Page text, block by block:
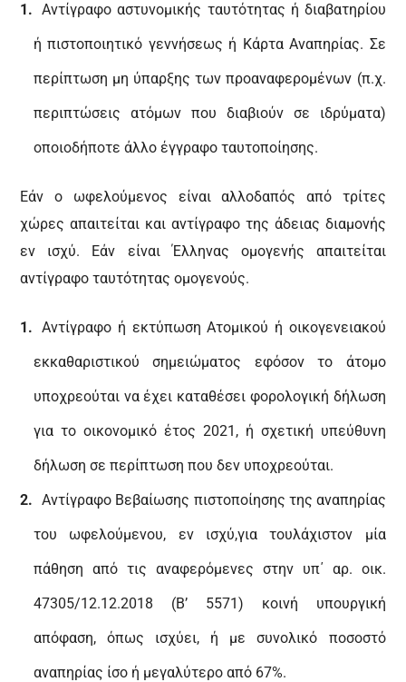
Αντίγραφο αστυνομικής ταυτότητας ή διαβατηρίου
ή πιστοποιητικό γεννήσεως ή Κάρτα Αναπηρίας. Σε
περίπτωση μη ύπαρξης των προαναφερομένων (π.χ.
περιπτώσεις ατόμων που διαβιούν σε ιδρύματα)
οποιοδήποτε άλλο έγγραφο ταυτοποίησης.
Εάν ο ωφελούμενος είναι αλλοδαπός από τρίτες
χώρες απαιτείται και αντίγραφο της άδειας διαμονής
εν ισχύ. Εάν είναι Έλληνας ομογενής απαιτείται
αντίγραφο ταυτότητας ομογενούς.
Αντίγραφο ή εκτύπωση Ατομικού ή οικογενειακού
εκκαθαριστικού σημειώματος εφόσον το άτομο
υποχρεούται να έχει καταθέσει φορολογική δήλωση
για το οικονομικό έτος 2021, ή σχετική υπεύθυνη
δήλωση σε περίπτωση που δεν υποχρεούται.
Αντίγραφο Βεβαίωσης πιστοποίησης της αναπηρίας
του ωφελούμενου, εν ισχύ,για τουλάχιστον μία
πάθηση από τις αναφερόμενες στην υπ΄ αρ. οικ.
47305/12.12.2018 (Β’ 5571) κοινή υπουργική
απόφαση, όπως ισχύει, ή με συνολικό ποσοστό
αναπηρίας ίσο ή μεγαλύτερο από 67%.